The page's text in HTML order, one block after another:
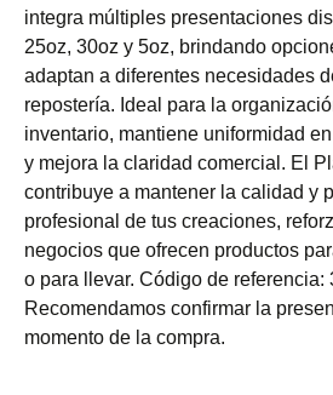
integra múltiples presentaciones
25oz, 30oz y 5oz, brindando
adaptan a diferentes necesidades
repostería. Ideal para la
inventario, mantiene uniformidad
y mejora la claridad comercial. El
contribuye a mantener la calidad y
profesional de tus creaciones,
negocios que ofrecen productos
o para llevar. Código de referencia:
Recomendamos confirmar la
momento de la compra.